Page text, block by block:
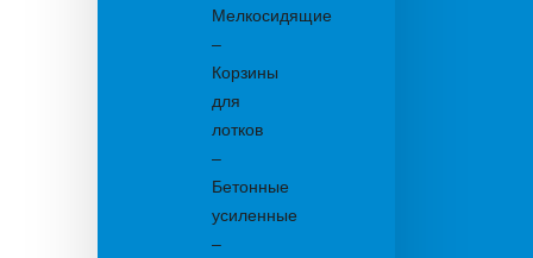
Мелкосидящие
–
Корзины
для
лотков
–
Бетонные
усиленные
–